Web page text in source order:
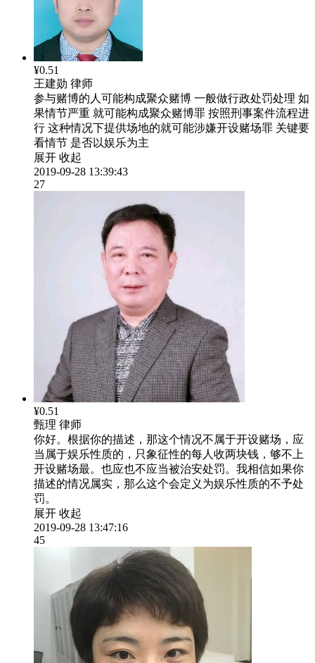
¥0.51
王建勋 律师
参与赌博的人可能构成聚众赌博 一般做行政处罚处理 如
果情节严重 就可能构成聚众赌博罪 按照刑事案件流程进
行 这种情况下提供场地的就可能涉嫌开设赌场罪 关键要
看情节 是否以娱乐为主
展开 收起
2019-09-28 13:39:43
27
¥0.51
甄理 律师
你好。根据你的描述，那这个情况不属于开设赌场，应
当属于娱乐性质的，只象征性的每人收两块钱，够不上
开设赌场最。也应也不应当被治安处罚。我相信如果你
描述的情况属实，那么这个会定义为娱乐性质的不予处
罚。
展开 收起
2019-09-28 13:47:16
45